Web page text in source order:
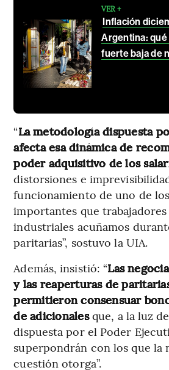
VER +
Inflación
Argentina: qué
fuerte baja de
“La metodología dispuesta
afecta esa dinámica de
poder adquisitivo de los
distorsiones e
funcionamiento de uno de
importantes que
industriales acuñamos
paritarias”, sostuvo la UIA.
Además, insistió: “Las
y las reaperturas de
permitieron consensuar
de adicionalesque, a la luz
dispuesta por el Poder
superpondrán con los que la
cuestión otorga”.